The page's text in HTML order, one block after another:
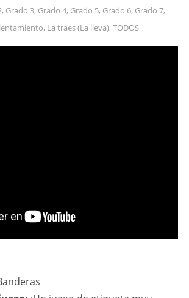
, Grado 3, Grado 4, Grado 5, Grado 6, Grado 7,
, La traes (La lleva), TODOS